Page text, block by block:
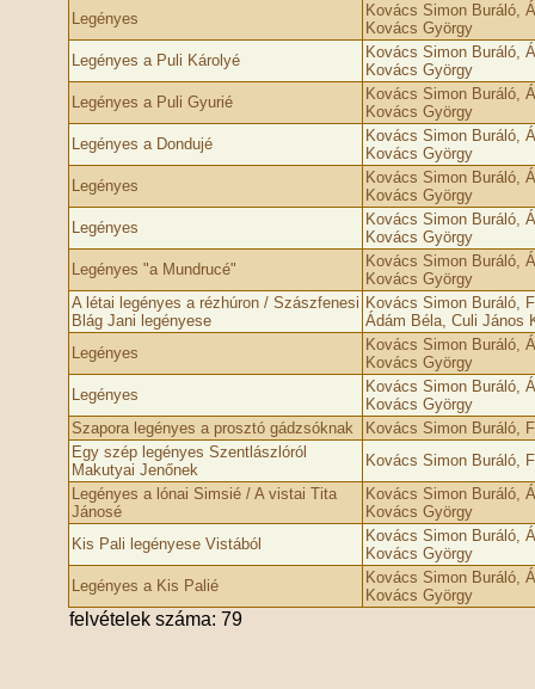
Legényes
Kovács Simon Buráló,
Kovács György
Legényes a Puli Károlyé
Kovács Simon Buráló,
Kovács György
Legényes a Puli Gyurié
Kovács Simon Buráló,
Kovács György
Legényes a Dondujé
Kovács Simon Buráló,
Kovács György
Legényes
Kovács Simon Buráló,
Kovács György
Legényes
Kovács Simon Buráló,
Kovács György
Legényes "a Mundrucé"
Kovács Simon Buráló,
Kovács György
A létai legényes a rézhúron / Szászfenesi
Blág Jani legényese
Kovács Simon Buráló,
Ádám Béla, Culi János
Legényes
Kovács Simon Buráló,
Kovács György
Legényes
Kovács Simon Buráló,
Kovács György
Szapora legényes a prosztó gádzsóknak
Kovács Simon Buráló,
Egy szép legényes Szentlászlóról
Makutyai Jenőnek
Kovács Simon Buráló,
Legényes a lónai Simsié / A vistai Tita
Jánosé
Kovács Simon Buráló,
Kovács György
Kis Pali legényese Vistából
Kovács Simon Buráló,
Kovács György
Legényes a Kis Palié
Kovács Simon Buráló,
Kovács György
felvételek száma: 79